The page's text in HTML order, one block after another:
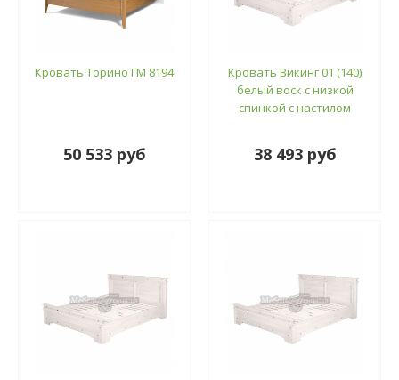
Кровать Торино ГМ 8194
50 533 руб
Кровать Викинг 01 (140)
белый воск с низкой
спинкой с настилом
38 493 руб